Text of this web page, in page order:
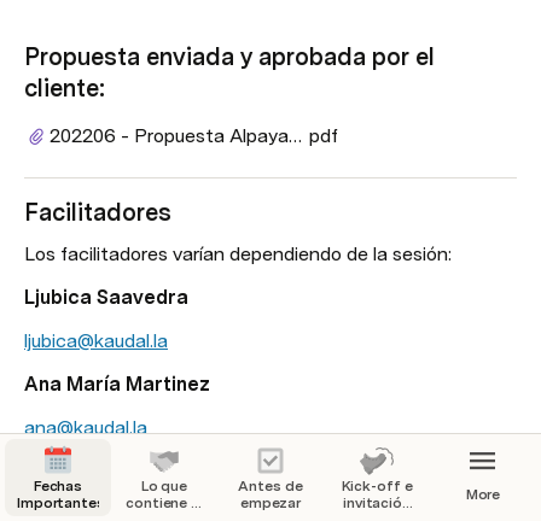
Propuesta enviada y aprobada por el
cliente:
202206 - Propuesta Alpayana - Misiones de Aprendizaje (1). pdf
Facilitadores
Los facilitadores varían dependiendo de la sesión:
Ljubica Saavedra
ljubica@kaudal.la
Ana María Martinez
ana@kaudal.la
Herman Marin
herman@kaudal.la
Fechas
Importantes
Lo que
contiene el
Antes de
empezar
Kick-off e
invitación
More